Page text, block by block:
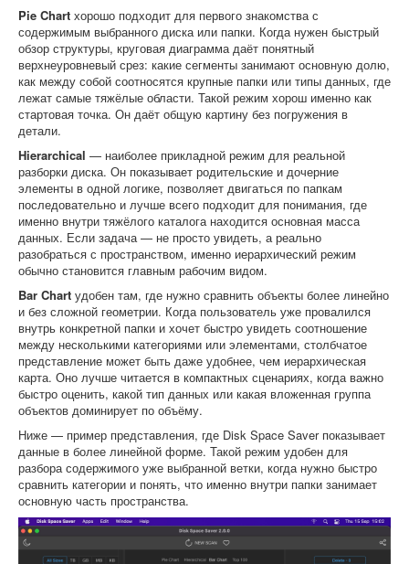
Pie Chart хорошо подходит для первого знакомства с
содержимым выбранного диска или папки. Когда нужен быстрый
обзор структуры, круговая диаграмма даёт понятный
верхнеуровневый срез: какие сегменты занимают основную долю,
как между собой соотносятся крупные папки или типы данных, где
лежат самые тяжёлые области. Такой режим хорош именно как
стартовая точка. Он даёт общую картину без погружения в
детали.
Hierarchical — наиболее прикладной режим для реальной
разборки диска. Он показывает родительские и дочерние
элементы в одной логике, позволяет двигаться по папкам
последовательно и лучше всего подходит для понимания, где
именно внутри тяжёлого каталога находится основная масса
данных. Если задача — не просто увидеть, а реально
разобраться с пространством, именно иерархический режим
обычно становится главным рабочим видом.
Bar Chart удобен там, где нужно сравнить объекты более линейно
и без сложной геометрии. Когда пользователь уже провалился
внутрь конкретной папки и хочет быстро увидеть соотношение
между несколькими категориями или элементами, столбчатое
представление может быть даже удобнее, чем иерархическая
карта. Оно лучше читается в компактных сценариях, когда важно
быстро оценить, какой тип данных или какая вложенная группа
объектов доминирует по объёму.
Ниже — пример представления, где Disk Space Saver показывает
данные в более линейной форме. Такой режим удобен для
разбора содержимого уже выбранной ветки, когда нужно быстро
сравнить категории и понять, что именно внутри папки занимает
основную часть пространства.